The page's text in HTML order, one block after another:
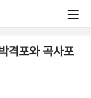
격포와 곡사포